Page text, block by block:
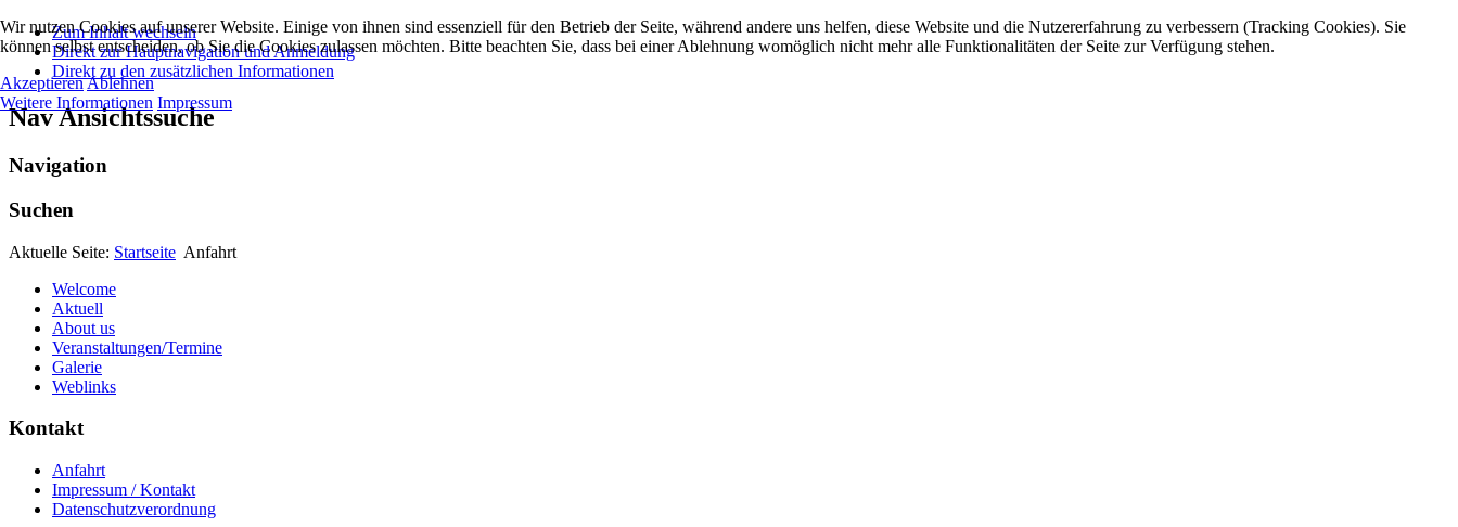
Zum Inhalt wechseln
Direkt zur Hauptnavigation und Anmeldung
Direkt zu den zusätzlichen Informationen
Nav Ansichtssuche
Navigation
Suchen
Aktuelle Seite: Startseite Anfahrt
Welcome
Aktuell
About us
Veranstaltungen/Termine
Galerie
Weblinks
Kontakt
Anfahrt
Impressum / Kontakt
Datenschutzverordnung
Wir nutzen Cookies auf unserer Website. Einige von ihnen sind essenziell für den Betrieb der Seite, während andere uns helfen, diese Website und die Nutzererfahrung zu verbessern (Tracking Cookies). Sie
können selbst entscheiden, ob Sie die Cookies zulassen möchten. Bitte beachten Sie, dass bei einer Ablehnung womöglich nicht mehr alle Funktionalitäten der Seite zur Verfügung stehen.
AkzeptierenAblehnen
Weitere Informationen Impressum